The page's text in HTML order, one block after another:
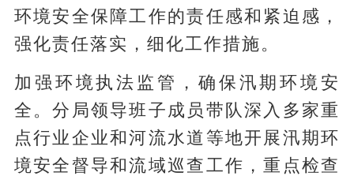
环境安全保障工作的责任感和紧迫感，
强化责任落实，细化工作措施。
加强环境执法监管，确保汛期环境安
全。分局领导班子成员带队深入多家重
点行业企业和河流水道等地开展汛期环
境安全督导和流域巡查工作，重点检查